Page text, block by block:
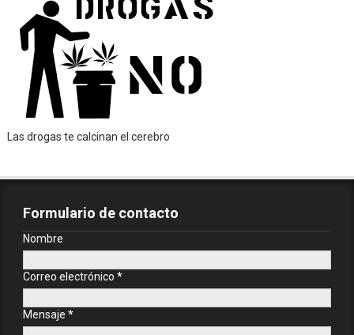
Las drogas te calcinan el cerebro
Formulario de contacto
Nombre
Correo electrónico *
Mensaje *